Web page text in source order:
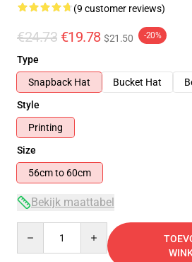
(9 customer reviews)
€24.73 €19.78 $21.50 -20%
Type
Snapback Hat
Bucket Hat
Style
Printing
Size
56cm to 60cm
Bekijk maattabel